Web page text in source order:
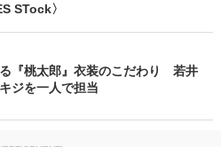
STock〉
『桃太郎』衣装のこだわり 若井
ジを一人で担当